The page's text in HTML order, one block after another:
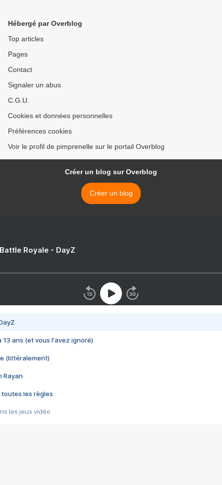
Hébergé par Overblog
Top articles
Pages
Contact
Signaler un abus
C.G.U.
Cookies et données personnelles
Préférences cookies
Voir le profil de pimprenelle sur le portail Overblog
Créer un blog sur Overblog
Créer un blog
Royale - DayZ
13 ans (et vous l'avez ignoré)
(littéralement)
Rayan
toutes les règles
les jeux vidéo